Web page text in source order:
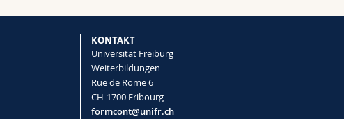
KONTAKT
Universität Freiburg
Weiterbildungen
Rue de Rome 6
CH-1700 Fribourg
formcont@unifr.ch